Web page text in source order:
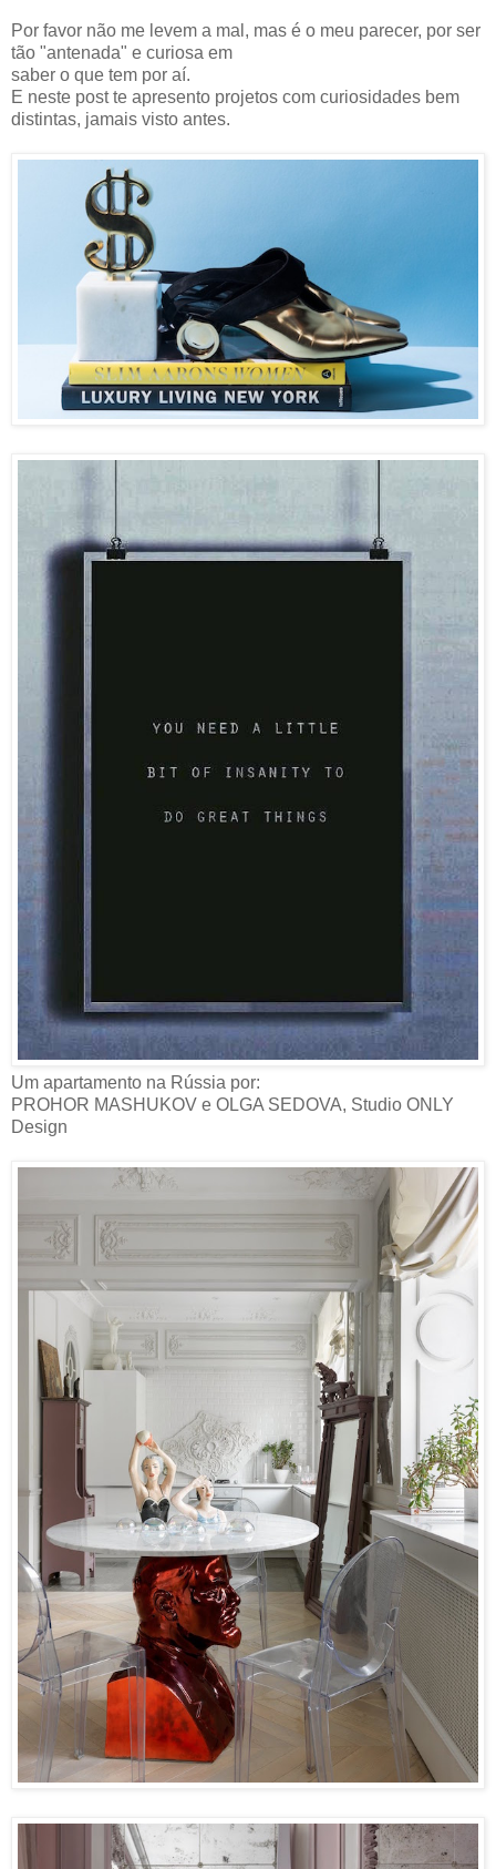
Por favor não me levem a mal, mas é o meu parecer, por ser
tão "antenada" e curiosa em
saber o que tem por aí.
E neste post te apresento projetos com curiosidades bem
distintas, jamais visto antes.
Um apartamento na Rússia por:
PROHOR MASHUKOV e OLGA SEDOVA, Studio ONLY
Design